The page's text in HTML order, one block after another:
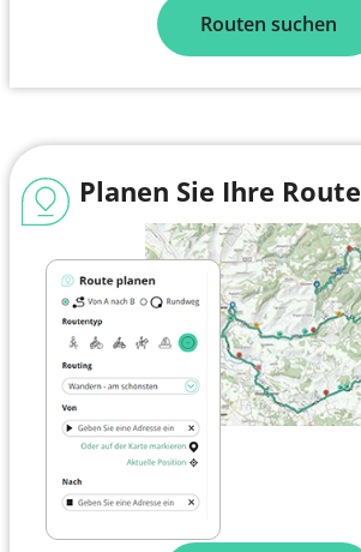
Routen suchen
Planen Sie Ihre Route